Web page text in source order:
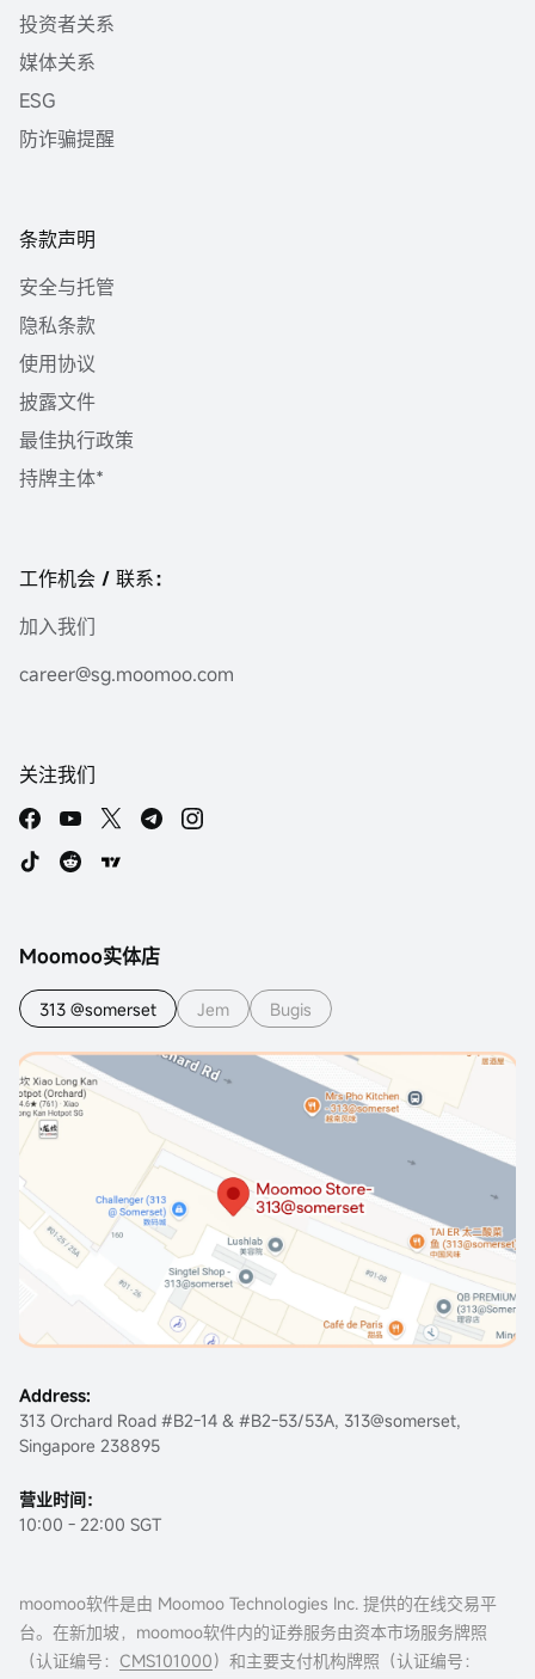
投资者关系
媒体关系
ESG
防诈骗提醒
条款声明
安全与托管
隐私条款
使用协议
披露文件
最佳执行政策
持牌主体*
工作机会 / 联系：
加入我们
career@sg.moomoo.com
关注我们
Moomoo实体店
313 @somerset Jem Bugis
Address:
313 Orchard Road #B2-14 & #B2-53/53A, 313@somerset,
Singapore 238895
营业时间：
10:00 - 22:00 SGT
moomoo软件是由 Moomoo Technologies Inc. 提供的在线交易平
台。在新加坡，moomoo软件内的证券服务由资本市场服务牌照
（认证编号： CMS101000）和主要支付机构牌照（认证编号：